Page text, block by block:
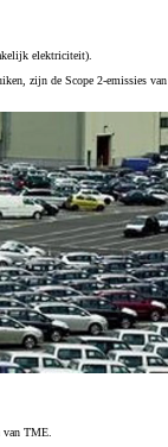
elektriciteit).
zijn de Scope 2-emissies van
van TME.